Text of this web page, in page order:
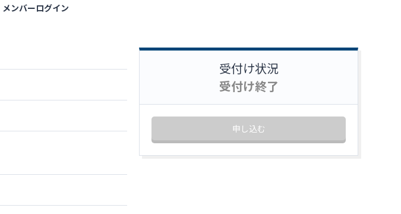
メンバーログイン
受付け状況
受付け終了
申し込む